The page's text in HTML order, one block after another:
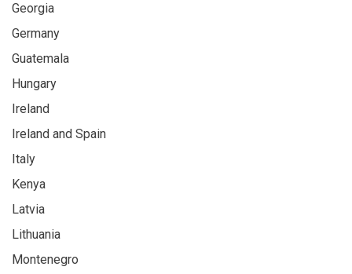
Georgia
Germany
Guatemala
Hungary
Ireland
Ireland and Spain
Italy
Kenya
Latvia
Lithuania
Montenegro